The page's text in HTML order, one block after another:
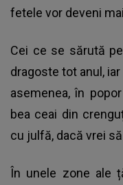
fetele vor deveni
Cei ce se sărută
dragoste tot anul,
asemenea, în
bea ceai din
cu julfă, dacă vrei
În unele zone ale